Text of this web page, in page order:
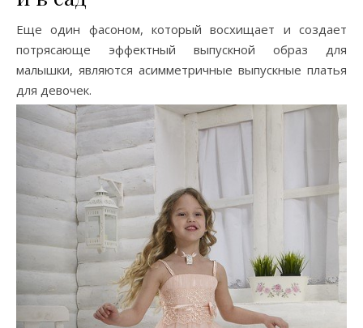
Еще один фасоном, который восхищает и создает
потрясающе эффектный выпускной образ для
малышки, являются асимметричные выпускные платья
для девочек.